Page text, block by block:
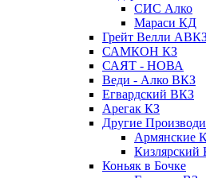
СИС Алко
Мараси КД
Грейт Велли
САМКОН КЗ
САЯТ - НОВА
Веди - Алко ВКЗ
Егвардский ВКЗ
Арегак КЗ
Другие
Армянские
Кизлярский
Коньяк в Бочке